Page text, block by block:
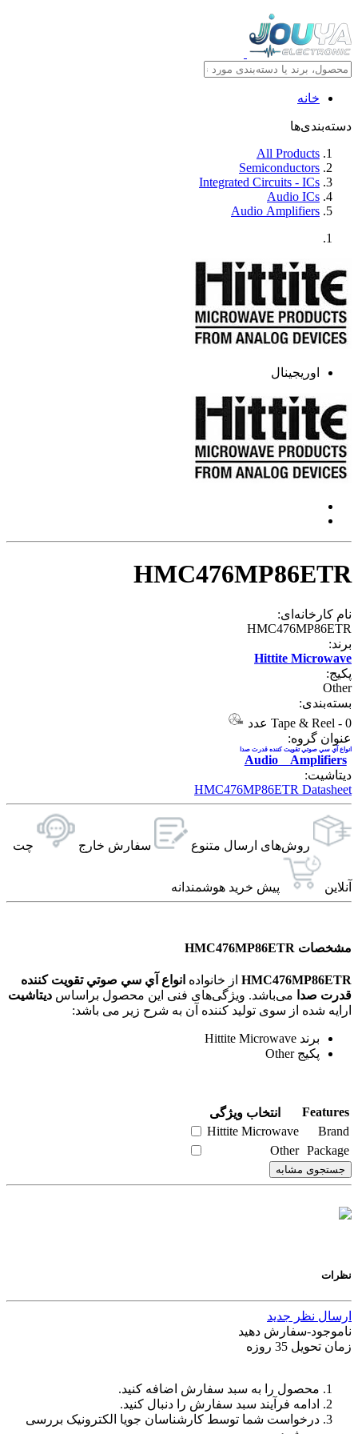
خانه
دسته‌بندی‌ها
All Products
Semiconductors
Integrated Circuits - ICs
Audio ICs
Audio Amplifiers
اوریجینال
HMC476MP86ETR
نام کارخانه‌ای:
HMC476MP86ETR
برند:
Hittite Microwave
پکیج:
Other
بسته‌بندی:
Tape & Reel - 0 عدد
عنوان گروه:
Audio Amplifiers
انواع آي سي صوتي تقويت کننده قدرت صدا
دیتاشیت:
HMC476MP86ETR Datasheet
روش‌های ارسال‌ متنوع سفارش خارج چت
آنلاین پیش خرید هوشمندانه
مشخصات HMC476MP86ETR
HMC476MP86ETR از خانواده انواع آي سي صوتي تقويت کننده
قدرت صدا
دیتاشیت
ارایه شده از سوی تولید کننده آن به شرح زیر می باشد:
برند Hittite Microwave
پکیج Other
Features
انتخاب ویژگی
Brand
Hittite Microwave
Package
Other
جستجوی مشابه
نظرات
ارسال نظر جدید
ناموجود-سفارش دهید
زمان تحویل 35 روزه
محصول را به سبد سفارش اضافه کنید.
ادامه فرآیند سبد سفارش را دنبال کنید.
درخواست شما توسط کارشناسان جویا الکترونیک بررسی